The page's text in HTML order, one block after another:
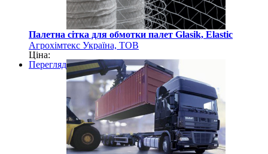
Палетна сітка для обмотки палет Glasik, Elastic
Агрохімтекс Україна, ТОВ
Ціна:
Перегляд